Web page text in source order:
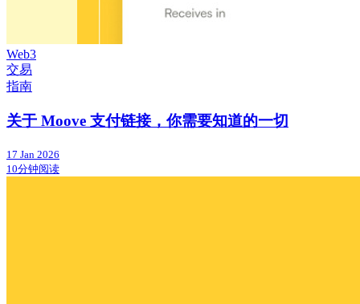
Web3
交易
指南
关于 Moove 支付链接，你需要知道的一切
17 Jan 2026
10分钟阅读